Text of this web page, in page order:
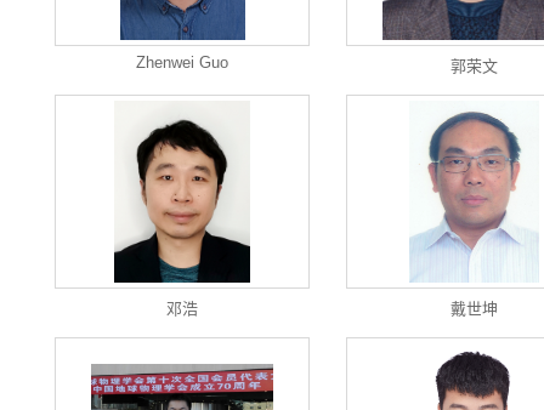
Zhenwei Guo 郭荣文
邓浩 戴世坤